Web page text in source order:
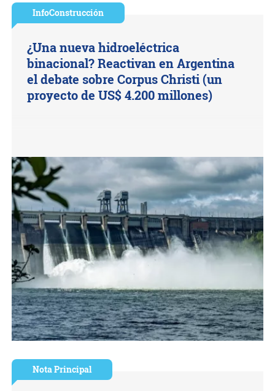
InfoConstrucción
¿Una nueva hidroeléctrica
binacional? Reactivan en Argentina
el debate sobre Corpus Christi (un
proyecto de US$ 4.200 millones)
Nota Principal